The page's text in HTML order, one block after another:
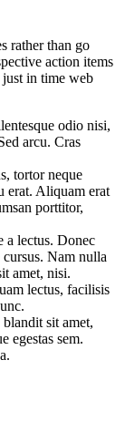
rather than go
action items
in time web
odio nisi,
arcu. Cras
tortor neque
erat. Aliquam erat
porttitor,
a lectus. Donec
Nam nulla
amet, nisi.
lectus, facilisis
sit amet,
egestas sem.